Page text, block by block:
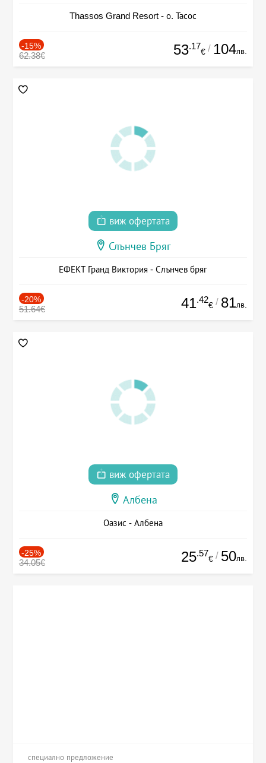
Thassos Grand Resort - о. Тасос
-15%
62.38€ 53.17
€ / 104лв.
виж офертата
Слънчев Бряг
ЕФЕКТ Гранд Виктория - Слънчев бряг
-20%
51.64€ 41.42
€ / 81лв.
виж офертата
Албена
Оазис - Албена
-25%
34.05€ 25.57
€ / 50лв.
специално предложение